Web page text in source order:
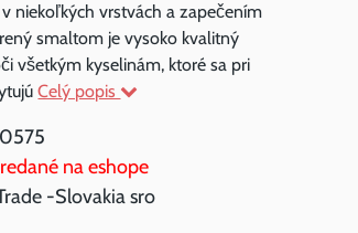
niekoľkých vrstvách a zapečením
smaltom je vysoko kvalitný
všetkým kyselinám, ktoré sa pri
Celý popis
na eshope
-Slovakia sro